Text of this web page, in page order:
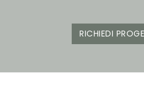
RICHIEDI